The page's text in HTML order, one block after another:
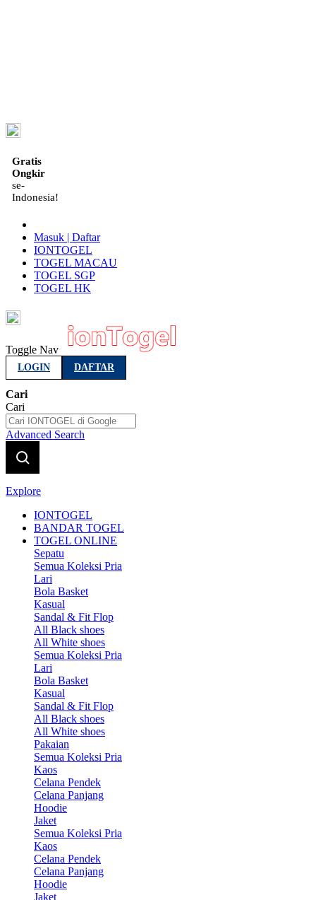
Gratis
Ongkir
se-
Indonesia!
Masuk | Daftar
IONTOGEL
TOGEL MACAU
TOGEL SGP
TOGEL HK
Toggle Nav
LOGIN DAFTAR
Cari
Cari
Advanced Search
Explore
IONTOGEL
BANDAR TOGEL
TOGEL ONLINE
Sepatu
Semua Koleksi Pria
Lari
Bola Basket
Kasual
Sandal & Fit Flop
All Black shoes
All White shoes
Semua Koleksi Pria
Lari
Bola Basket
Kasual
Sandal & Fit Flop
All Black shoes
All White shoes
Pakaian
Semua Koleksi Pria
Kaos
Celana Pendek
Celana Panjang
Hoodie
Jaket
Semua Koleksi Pria
Kaos
Celana Pendek
Celana Panjang
Hoodie
Jaket